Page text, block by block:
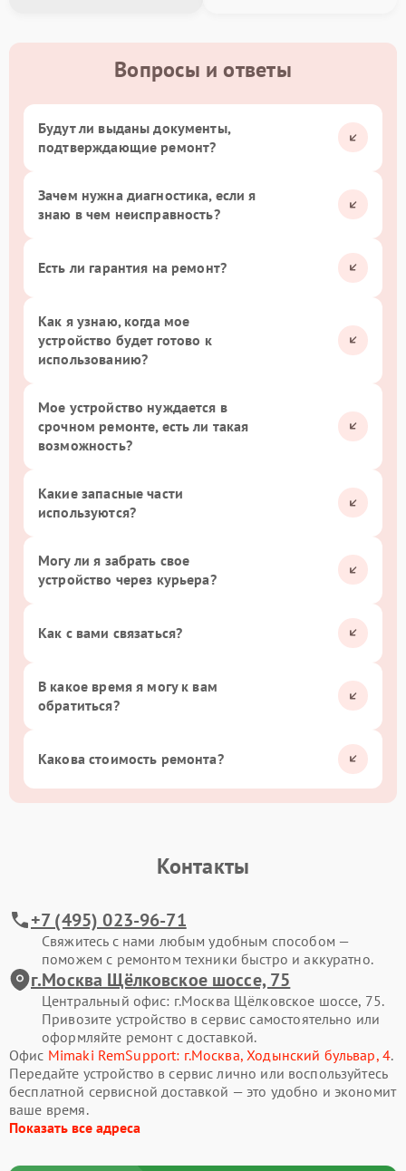
Вопросы и ответы
Будут ли выданы документы,
подтверждающие ремонт?
Зачем нужна диагностика, если я
знаю в чем неисправность?
Есть ли гарантия на ремонт?
Как я узнаю, когда мое
устройство будет готово к
использованию?
Мое устройство нуждается в
срочном ремонте, есть ли такая
возможность?
Какие запасные части
используются?
Могу ли я забрать свое
устройство через курьера?
Как с вами связаться?
В какое время я могу к вам
обратиться?
Какова стоимость ремонта?
Контакты
+7 (495) 023-96-71
Свяжитесь с нами любым удобным способом —
поможем с ремонтом техники быстро и аккуратно.
г.Москва Щёлковское шоссе, 75
Центральный офис: г.Москва Щёлковское шоссе, 75.
Привозите устройство в сервис самостоятельно или
оформляйте ремонт с доставкой.
Офис Mimaki RemSupport: г.Москва, Ходынский бульвар, 4.
Передайте устройство в сервис лично или воспользуйтесь
бесплатной сервисной доставкой — это удобно и экономит
ваше время.
Показать все адреса